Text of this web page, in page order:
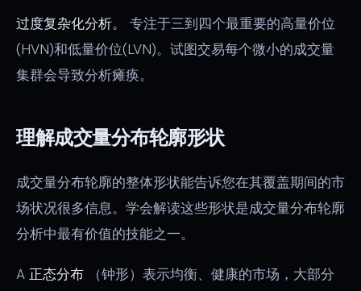
过度复杂化分析。
专注于三到四个最重要的高量价位
(HVN)和低量价位(LVN)。试图交易每个微小的成交量
集群会导致分析瘫痪。
理解成交量分布轮廓形状
成交量分布轮廓的整体形状能告诉您在其覆盖期间的市
场状况很多信息。学会解读这些形状是成交量分布轮廓
分析中最有价值的技能之一。
A 正态分布 （钟形）表示均衡、健康的市场，大部分